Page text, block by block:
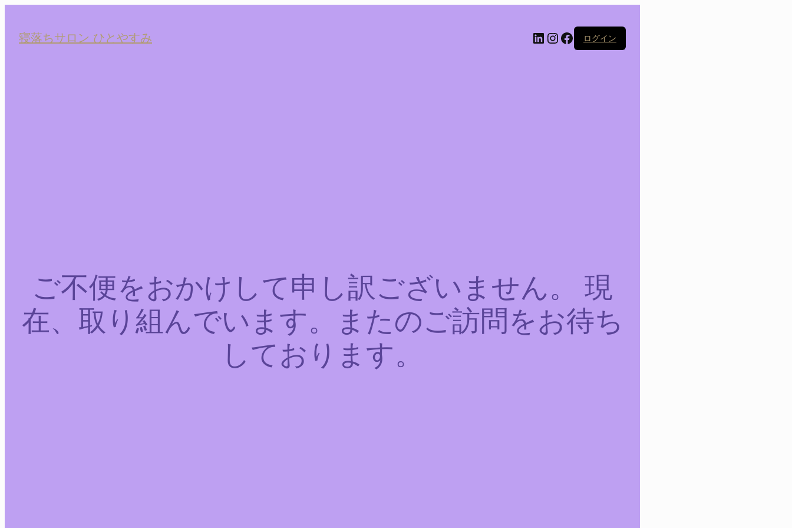
寝落ちサロン ひとやすみ LinkedIn
Instagram
Facebook
ログイン
ご不便をおかけして申し訳ございません。 現
在、取り組んでいます。またのご訪問をお待ち
しております。